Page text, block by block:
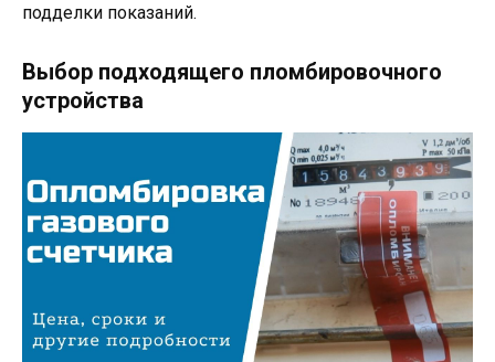
подделки показаний.
Выбор подходящего пломбировочного
устройства